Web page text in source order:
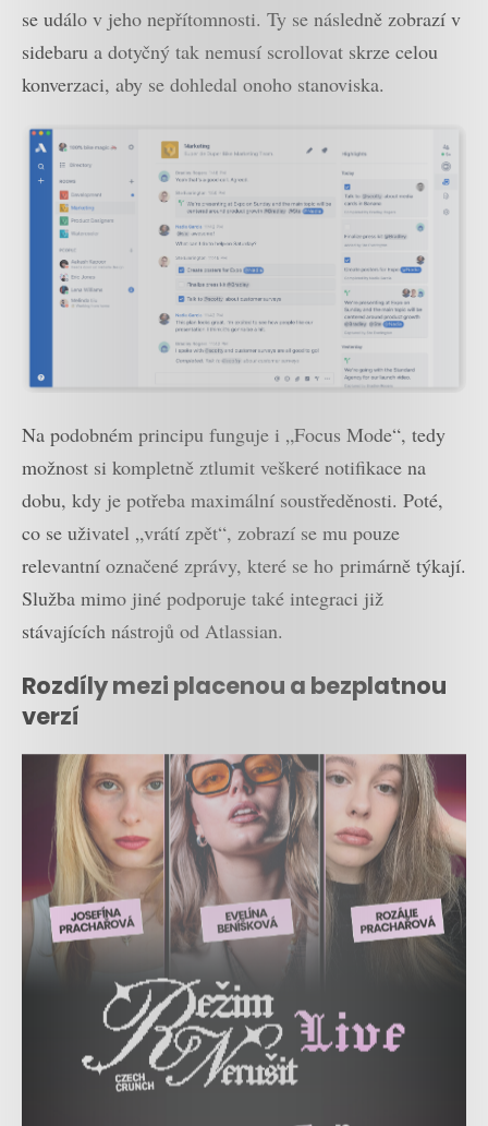
se událo v jeho nepřítomnosti. Ty se následně zobrazí v
sidebaru a dotyčný tak nemusí scrollovat skrze celou
konverzaci, aby se dohledal onoho stanoviska.
Na podobném principu funguje i „Focus Mode“, tedy
možnost si kompletně ztlumit veškeré notifikace na
dobu, kdy je potřeba maximální soustředěnosti. Poté,
co se uživatel „vrátí zpět“, zobrazí se mu pouze
relevantní označené zprávy, které se ho primárně týkají.
Služba mimo jiné podporuje také integraci již
stávajících nástrojů od Atlassian.
Rozdíly mezi placenou a bezplatnou
verzí